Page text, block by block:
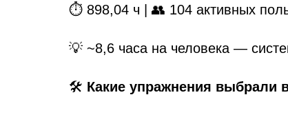
⏱️ 898,04 ч | 👥 104 активных
💡 ~8,6 часа на человека —
🛠 Какие упражнения выбрали